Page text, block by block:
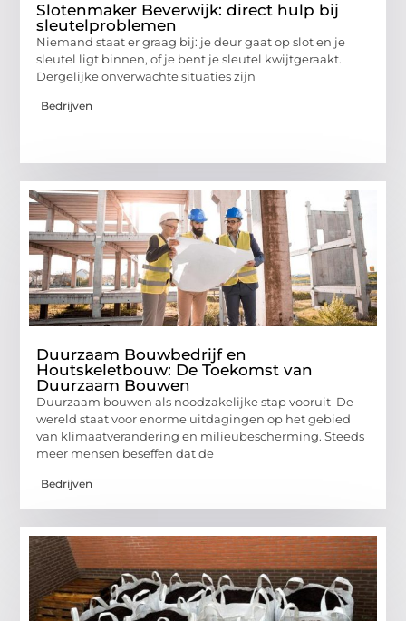
Slotenmaker Beverwijk: direct hulp bij
sleutelproblemen
Niemand staat er graag bij: je deur gaat op slot en je
sleutel ligt binnen, of je bent je sleutel kwijtgeraakt.
Dergelijke onverwachte situaties zijn
Bedrijven
Duurzaam Bouwbedrijf en
Houtskeletbouw: De Toekomst van
Duurzaam Bouwen
Duurzaam bouwen als noodzakelijke stap vooruit De
wereld staat voor enorme uitdagingen op het gebied
van klimaatverandering en milieubescherming. Steeds
meer mensen beseffen dat de
Bedrijven